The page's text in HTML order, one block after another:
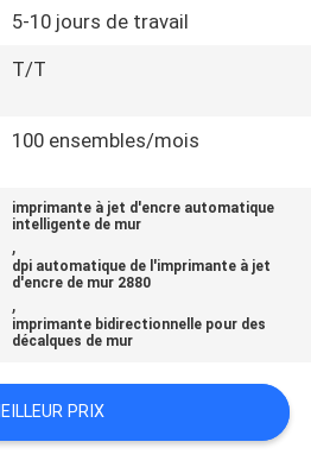
5-10 jours de travail
T/T
100 ensembles/mois
imprimante à jet d'encre automatique
intelligente de mur
,
dpi automatique de l'imprimante à jet
d'encre de mur 2880
,
imprimante bidirectionnelle pour des
décalques de mur
PRIX